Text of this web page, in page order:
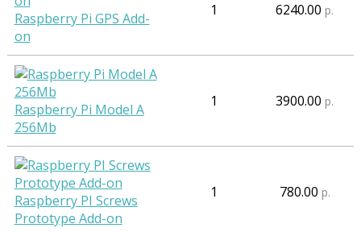
Raspberry Pi GPS Add-
on
1 6240.00 р.
Raspberry Pi Model A
256Mb
1 3900.00 р.
Raspberry PI Screws
Prototype Add-on
1 780.00 р.